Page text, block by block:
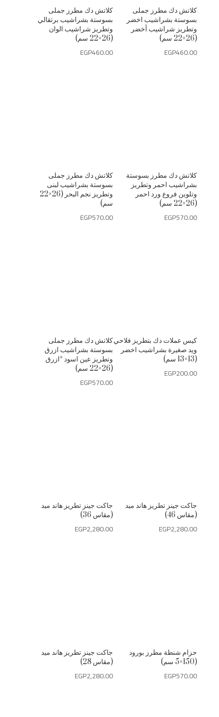
كلاتش دك مطرز جملى
بسوستة بشراشيب برتقالي
وتطريز شراشيب الوان
(26×22 سم)
EGP460.00
كلاتش دك مطرز جملى
بسوستة بشراشيب اخضر
وتطريز شراشيب أخضر
(26×22 سم)
EGP460.00
كلاتش دك مطرز جملى
بسوستة بشراشيب لبنى
وتطريز نجم البحر (26×22
سم)
EGP570.00
كلاتش دك مطرز بسوستة
بشراشيب احمر وتطريز
وتلوين فروع ورد احمر
(26×22 سم)
EGP570.00
كلاتش دك مطرز جملى
بسوستة بشراشيب ازرق
وتطريز عين اسود *ازرق
(26×22 سم)
EGP570.00
كيس عملات دك بتطريز فلاحي
ويد صغيرة بشراشيب اخضر
(13×13 سم)
EGP200.00
جاكت جينز تطريز هاند ميد
(مقاس 36)
EGP2,280.00
جاكت جينز تطريز هاند ميد
(مقاس 46)
EGP2,280.00
جاكت جينز تطريز هاند ميد
(مقاس 28)
EGP2,280.00
حزام شنطة مطرز بورود
(150×5 سم)
EGP570.00